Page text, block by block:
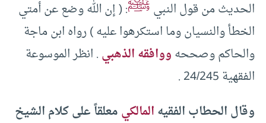
الحديث من قول النبيﷺ: ( إن الله وضع عن أمتي
الخطأ والنسيان وما استكرهوا عليه ) رواه ابن ماجة
والحاكم وصححهووافقه الذهبي. انظر الموسوعة
الفقهية 24/245 .
وقال الحطاب الفقيهالمالكيمعلقاً على كلام الشيخ